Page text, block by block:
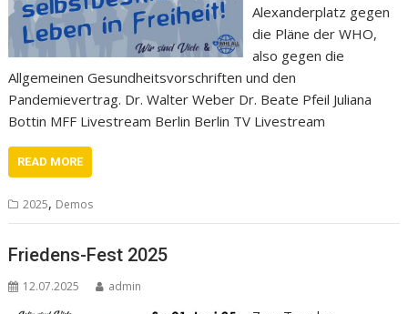
Alexanderplatz gegen
die Pläne der WHO,
also gegen die
Allgemeinen Gesundheitsvorschriften und den
Pandemievertrag. Dr. Walter Weber Dr. Beate Pfeil Juliana
Bottin MFF Livestream Berlin Berlin TV Livestream
READ MORE
2025, Demos
Friedens-Fest 2025
12.07.2025 admin